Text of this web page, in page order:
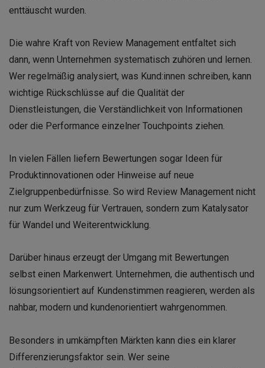
enttäuscht wurden.
Die wahre Kraft von Review Management entfaltet sich
dann, wenn Unternehmen systematisch zuhören und lernen.
Wer regelmäßig analysiert, was Kund:innen schreiben, kann
wichtige Rückschlüsse auf die Qualität der
Dienstleistungen, die Verständlichkeit von Informationen
oder die Performance einzelner Touchpoints ziehen.
In vielen Fällen liefern Bewertungen sogar Ideen für
Produktinnovationen oder Hinweise auf neue
Zielgruppenbedürfnisse. So wird Review Management nicht
nur zum Werkzeug für Vertrauen, sondern zum Katalysator
für Wandel und Weiterentwicklung.
Darüber hinaus erzeugt der Umgang mit Bewertungen
selbst einen Markenwert. Unternehmen, die authentisch und
lösungsorientiert auf Kundenstimmen reagieren, werden als
nahbar, modern und kundenorientiert wahrgenommen.
Besonders in umkämpften Märkten kann dies ein klarer
Differenzierungsfaktor sein. Wer seine